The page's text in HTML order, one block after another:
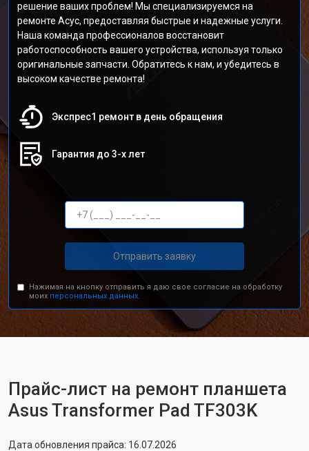
решение ваших проблем! Мы специализируемся на
ремонте Асус, предоставляя быстрые и надежные услуги.
Наша команда профессионалов восстановит
работоспособность вашего устройства, используя только
оригинальные запчасти. Обратитесь к нам, и убедитесь в
высоком качестве ремонта!
Экспрес1 ремонт в день обращения
Гарантия до 3-х лет
Отправить заявку
Нажимая на кнопку отправить я даю свое согласие на обработку
моих персональных данных.
Прайс-лист на ремонт планшета
Asus Transformer Pad TF303K
Дата обновления прайса: 16.07.2026